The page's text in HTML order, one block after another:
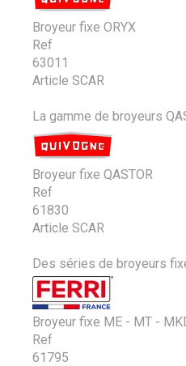
Broyeur fixe ORYX
Ref
63011
Article SCAR
La gamme de broyeurs
Broyeur fixe QASTOR
Ref
61830
Article SCAR
Des séries de broyeurs
Broyeur fixe ME - MT -
Ref
61795